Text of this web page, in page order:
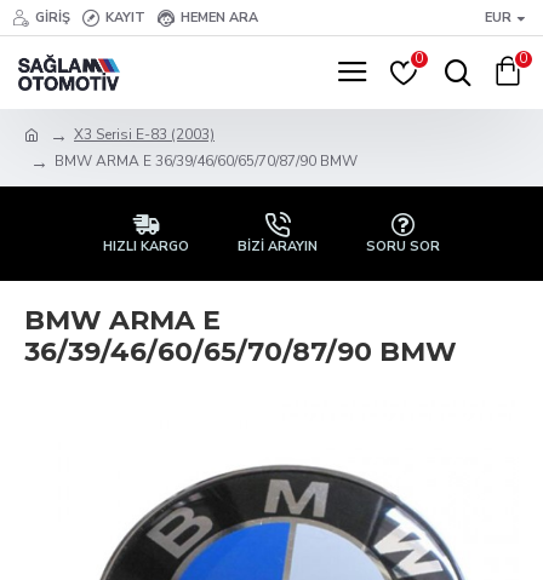
GIRIŞ KAYIT HEMEN ARA EUR
0 0
X3 Serisi E-83 (2003)
BMW ARMA E 36/39/46/60/65/70/87/90 BMW
HIZLI KARGO BİZİ ARAYIN SORU SOR
BMW ARMA E
36/39/46/60/65/70/87/90 BMW